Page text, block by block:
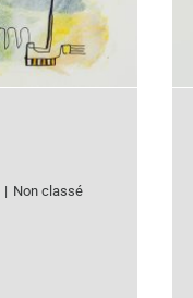
| Non classé